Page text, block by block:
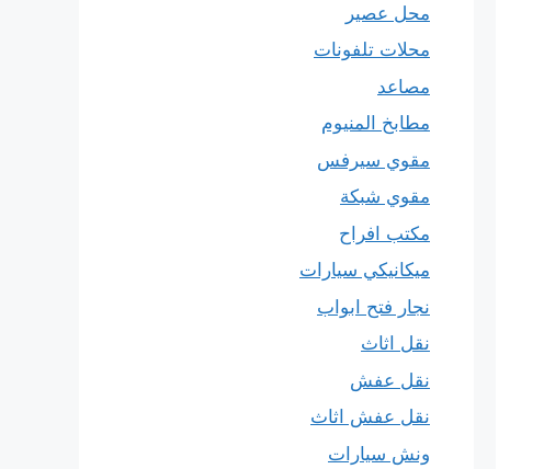
محل عصير
محلات تلفونات
مصاعد
مطابخ المنيوم
مقوي سيرفس
مقوي شبكة
مكتب افراح
ميكانيكي سيارات
نجار فتح ابواب
نقل اثاث
نقل عفش
نقل عفش اثاث
ونش سيارات